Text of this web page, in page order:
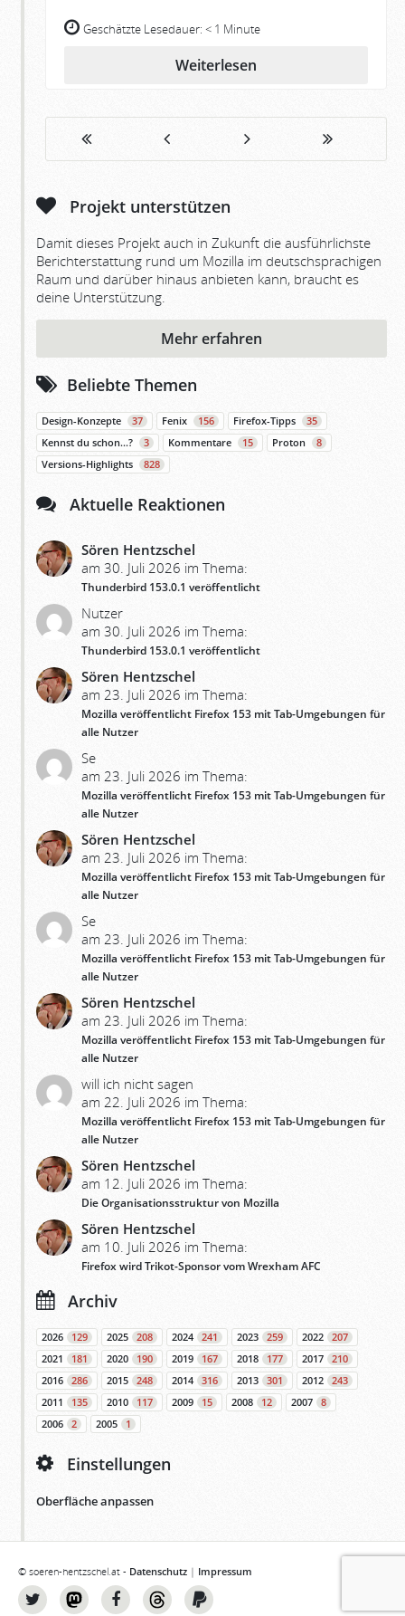
Geschätzte Lesedauer: < 1 Minute
Weiterlesen
Projekt unterstützen
Damit dieses Projekt auch in Zukunft die ausführlichste
Berichterstattung rund um Mozilla im deutschsprachigen
Raum und darüber hinaus anbieten kann, braucht es
deine Unterstützung.
Mehr erfahren
Beliebte Themen
Design-Konzepte 37 Fenix 156 Firefox-Tipps
35
Kennst du schon…?
3 Kommentare 15 Proton
8
Versions-Highlights
828
Aktuelle Reaktionen
Sören Hentzschel
am 30. Juli 2026 im Thema:
Thunderbird 153.0.1 veröffentlicht
Nutzer
am 30. Juli 2026 im Thema:
Thunderbird 153.0.1 veröffentlicht
Sören Hentzschel
am 23. Juli 2026 im Thema:
Mozilla veröffentlicht Firefox 153 mit Tab-Umgebungen für
alle Nutzer
Se
am 23. Juli 2026 im Thema:
Mozilla veröffentlicht Firefox 153 mit Tab-Umgebungen für
alle Nutzer
Sören Hentzschel
am 23. Juli 2026 im Thema:
Mozilla veröffentlicht Firefox 153 mit Tab-Umgebungen für
alle Nutzer
Se
am 23. Juli 2026 im Thema:
Mozilla veröffentlicht Firefox 153 mit Tab-Umgebungen für
alle Nutzer
Sören Hentzschel
am 23. Juli 2026 im Thema:
Mozilla veröffentlicht Firefox 153 mit Tab-Umgebungen für
alle Nutzer
will ich nicht sagen
am 22. Juli 2026 im Thema:
Mozilla veröffentlicht Firefox 153 mit Tab-Umgebungen für
alle Nutzer
Sören Hentzschel
am 12. Juli 2026 im Thema:
Die Organisationsstruktur von Mozilla
Sören Hentzschel
am 10. Juli 2026 im Thema:
Firefox wird Trikot-Sponsor vom Wrexham AFC
Archiv
2026 129 2025 208 2024 241 2023 259 2022
207
2021
181 2020 190 2019 167 2018 177 2017
210
2016
286 2015 248 2014 316 2013 301 2012
243
2011
135 2010 117 2009 15 2008 12 2007
8
2006
2 2005 1
Einstellungen
Oberfläche anpassen
© soeren-hentzschel.at - Datenschutz | Impressum